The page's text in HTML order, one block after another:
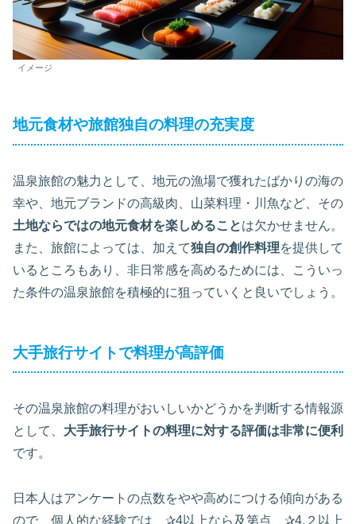
イメージ
地元食材や旅館独自の料理の充実度
温泉旅館の魅力として、地元の漁場で獲れたばかりの海の
幸や、地元ブランドの高級肉、山菜料理・川魚など、その
土地ならではの地元食材を楽しめることは欠かせません。
また、旅館によっては、加えて独自の創作料理を提供して
いるところもあり、非日常感を高めるためには、こういっ
た条件の温泉旅館を積極的に狙っていくと良いでしょう。
大手旅行サイトで料理が高評価
その温泉旅館の料理がおいしいかどうかを判断する情報源
として、 大手旅行サイトの料理に対する評価は非常に便利
です。
日本人はアンケートの点数をやや高めにつける傾向がある
ので、個人的な経験では、✰4以上なら及第点、✰4.２以上